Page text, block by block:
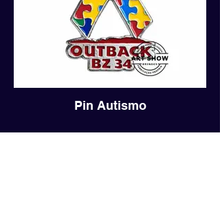
Pin Autismo